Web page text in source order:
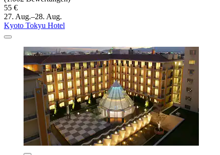
55 €
27. Aug.–28. Aug.
Kyoto Tokyu Hotel